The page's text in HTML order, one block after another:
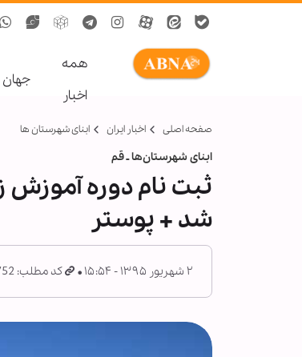
همه
اخبار
جهان
صفحه اصلی اخبار ایران ابنای شهرستان ها
ابنای شهرستان‌ها ـ قم
ثبت نام دوره آموزش
شد + پوستر
۲ شهریور ۱۳۹۵ - ۱۵:۵۴ کد مطلب: 707752